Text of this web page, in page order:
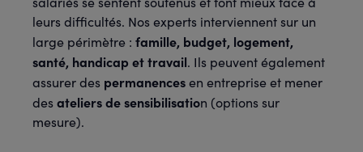
leurs difficultés. Nos experts interviennent sur un
large périmètre : famille, budget, logement,
santé, handicap et travail. Ils peuvent également
assurer des permanencesen entreprise et mener
desateliers de sensibilisation (options sur
mesure).